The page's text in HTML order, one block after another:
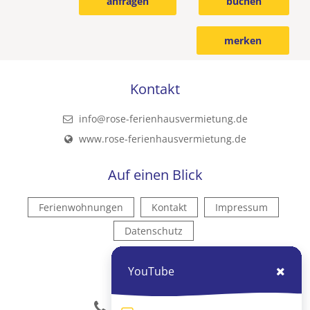
merken
Kontakt
info@rose-ferienhausvermietung.de
www.rose-ferienhausvermietung.de
Auf einen Blick
Ferienwohnungen Kontakt
Impressum
Datenschutz
Kontakt
YouTube